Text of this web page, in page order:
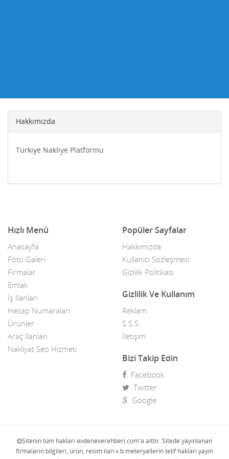
Hakkımızda
Türkiye Nakliye Platformu
Hızlı Menü
Anasayfa
Foto Galeri
Firmalar
Emlak
İş İlanları
Hesap Numaraları
Ürünler
Araç İlanları
Nakliyat Seo Hizmeti
Popüler Sayfalar
Hakkımızda
Kullanıcı Sözleşmesi
Gizlilik Politikası
Gizlilik Ve Kullanım
Reklam
S.S.S
İletişim
Bizi Takip Edin
Facebook
Twitter
Google
Sitenin tüm hakları evdeneverehberi.com'a aittir. Sitede yayınlanan
firmaların bilgileri, ürün, resim ilan v.b meteryallerin telif hakları yayın